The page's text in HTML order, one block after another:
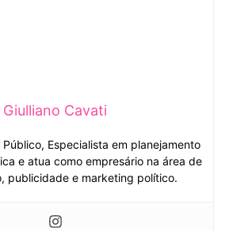
Giulliano Cavati
Especialista em planejamento
e atua como empresário na área de
publicidade e marketing político.